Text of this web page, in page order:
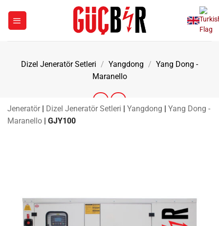
Dizel Jeneratör Setleri / Yangdong / Yang Dong -
Maranello
Jeneratör | Dizel Jeneratör Setleri | Yangdong | Yang Dong -
Maranello | GJY100